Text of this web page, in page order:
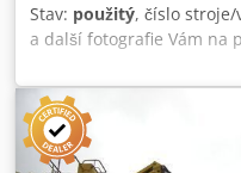
Stav: použitý, číslo stroje/
a další fotografie Vám na
popis nepředstavuje
chyby. Za uvedené údaje
Njr